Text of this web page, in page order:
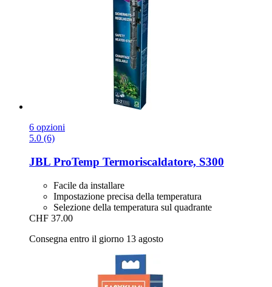
6 opzioni
5.0 (6)
JBL ProTemp Termoriscaldatore, S300
Facile da installare
Impostazione precisa della temperatura
Selezione della temperatura sul quadrante
CHF 37.00
Consegna entro il giorno 13 agosto